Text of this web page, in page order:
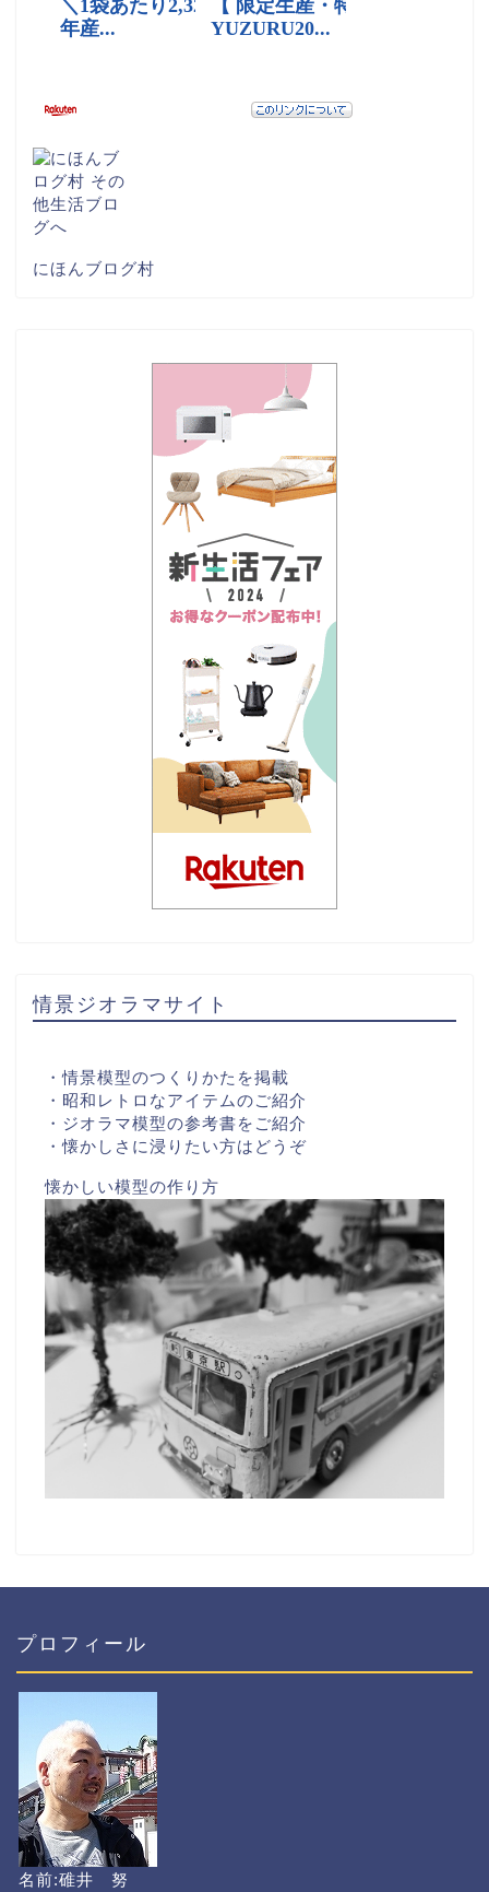
にほんブログ村
情景ジオラマサイト
・情景模型のつくりかたを掲載
・昭和レトロなアイテムのご紹介
・ジオラマ模型の参考書をご紹介
・懐かしさに浸りたい方はどうぞ
懐かしい模型の作り方
プロフィール
名前:碓井 努